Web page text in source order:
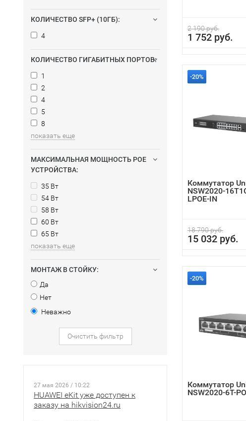
КОЛИЧЕСТВО SFP+ (10ГБ):
4
КОЛИЧЕСТВО ГИГАБИТНЫХ ПОРТОВ:
1
2
4
5
8
показать еще
МАКСИМАЛЬНАЯ МОЩНОСТЬ POE
УСТРОЙСТВА:
35 Вт
54 Вт
58 Вт
60 Вт
65 Вт
показать еще
МОНТАЖ В СТОЙКУ:
Да
Нет
Неважно
Очистить фильтр
27 мая 2026 / 10:22
HUAWEI eKit уже доступен к
заказу на hikvision24.ru
2 190 руб.
1 752 руб.
-20%
Коммутатор
NSW2020-
LPOE-IN
18 790 руб.
15 032 руб.
-20%
Коммутатор
NSW2020-6T-